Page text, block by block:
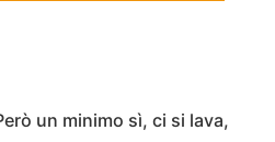
un minimo sì, ci si lava,